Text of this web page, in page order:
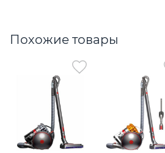
Похожие товары